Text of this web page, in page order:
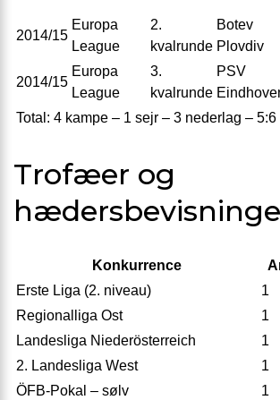
2014/15
Europa
League
2.
kvalrunde
Botev
Plovdiv
2014/15
Europa
League
3.
kvalrunde
PSV
Total: 4 kampe – 1 sejr – 3 nederlag – 5:6
Trofæer og
Konkurrence
Erste Liga (2. niveau)
1
Regionalliga Ost
1
Landesliga Niederösterreich
1
2. Landesliga West
1
ÖFB-Pokal – sølv
1